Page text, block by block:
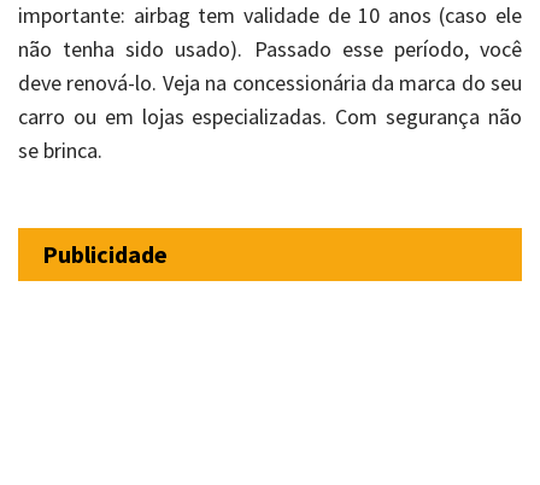
importante: airbag tem validade de 10 anos (caso ele
não tenha sido usado). Passado esse período, você
deve renová-lo. Veja na concessionária da marca do seu
carro ou em lojas especializadas. Com segurança não
se brinca.
Publicidade